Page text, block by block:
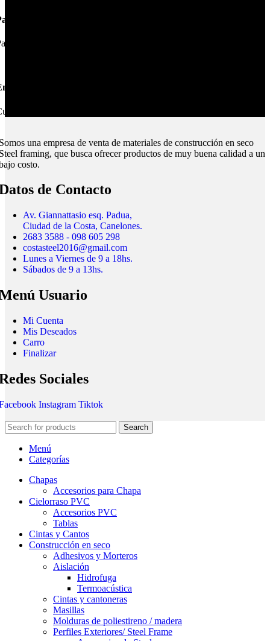
Seguros.
online en nuestra web.
Montevideo e Interior.
todo el país.
una empresa de venta de materiales de construcción en seco
framing, que busca ofrecer productos de muy buena calidad a un
costo.
de Contacto
Av. Giannattasio esq. Padua,
Ciudad de la Costa, Canelones.
2683 3588 - 098 605 298
costasteel2016@gmail.com
Lunes a Viernes de 9 a 18hs.
Sábados de 9 a 13hs.
Usuario
Mi Cuenta
Mis Deseados
Carro
Finalizar
Sociales
Instagram Tiktok
Search
Menú
Categorías
Chapas
Accesorios para Chapa
Cielorraso PVC
Accesorios PVC
Tablas
Cintas y Cantos
Construcción en seco
Adhesivos y Morteros
Aislación
Hidrofuga
Termoacústica
Cintas y cantoneras
Masillas
Molduras de poliestireno / madera
Perfiles Exteriores/ Steel Frame